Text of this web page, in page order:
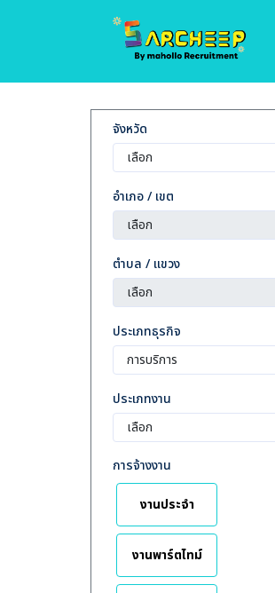
จังหวัด
อำเภอ / เขต
ตำบล / แขวง
ประเภทธุรกิจ
ประเภทงาน
การจ้างงาน
งานประจำ
งานพาร์ตไทม์